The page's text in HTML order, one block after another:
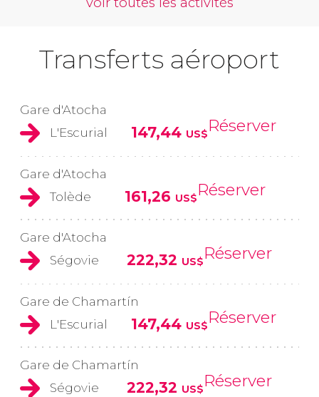
Transferts aéroport
Gare d'Atocha
L'Escurial
147,44 US$Réserver
Gare d'Atocha
Tolède
161,26 US$Réserver
Gare d'Atocha
Ségovie
222,32 US$Réserver
Gare de Chamartín
L'Escurial
147,44 US$Réserver
Gare de Chamartín
Ségovie
222,32 US$Réserver